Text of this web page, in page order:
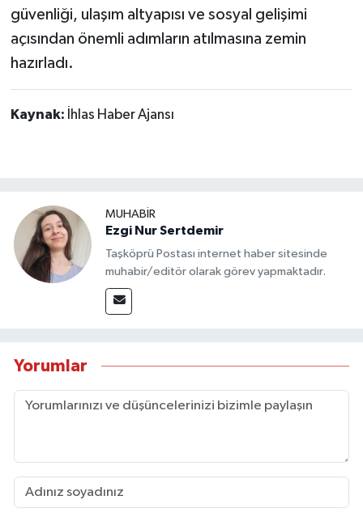
güvenliği, ulaşım altyapısı ve sosyal gelişimi
açısından önemli adımların atılmasına zemin
hazırladı.
Kaynak: İhlas Haber Ajansı
MUHABİR
Ezgi Nur Sertdemir
Taşköprü Postası internet haber sitesinde
muhabir/editör olarak görev yapmaktadır.
Yorumlar